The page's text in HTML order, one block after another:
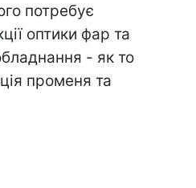
потребує
оптики фар та
- як то
променя та